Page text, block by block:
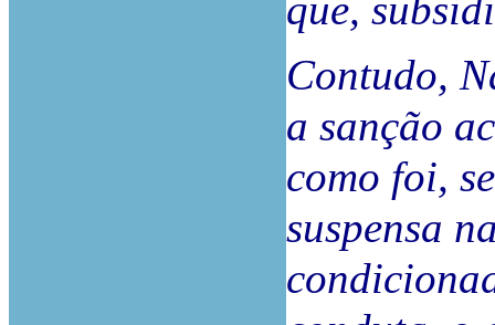
que,
Contudo,
a sanção
como foi,
suspensa